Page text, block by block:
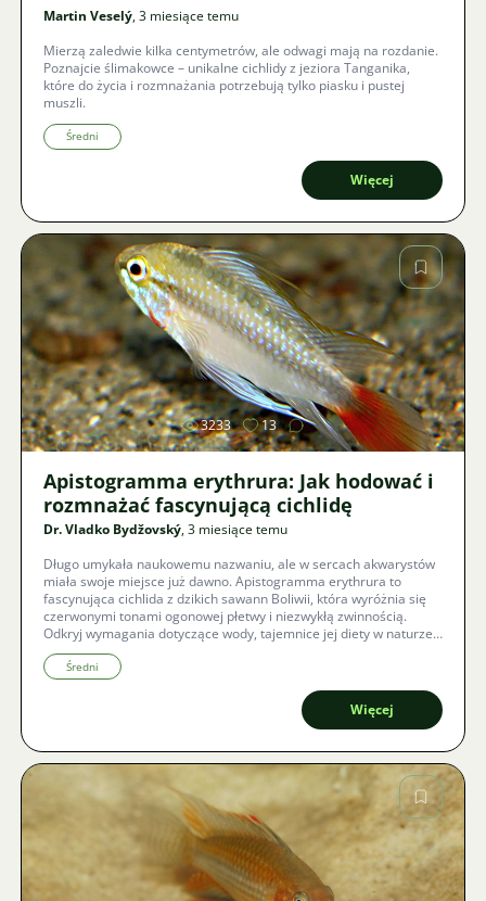
Martin Veselý, 3 miesiące temu
Mierzą zaledwie kilka centymetrów, ale odwagi mają na rozdanie.
Poznajcie ślimakowce – unikalne cichlidy z jeziora Tanganika,
które do życia i rozmnażania potrzebują tylko piasku i pustej
muszli.
Średni
Więcej
Zdjęcie
3233 13
Apistogramma erythrura: Jak hodować i
rozmnażać fascynującą cichlidę
Dr. Vladko Bydžovský, 3 miesiące temu
Długo umykała naukowemu nazwaniu, ale w sercach akwarystów
miała swoje miejsce już dawno. Apistogramma erythrura to
fascynująca cichlida z dzikich sawann Boliwii, która wyróżnia się
czerwonymi tonami ogonowej płetwy i niezwykłą zwinnością.
Odkryj wymagania dotyczące wody, tajemnice jej diety w naturze
oraz instrukcje, jak skutecznie rozmnożyć zdrową generację w
domowych warunkach.
Średni
Więcej
Zdjęcie